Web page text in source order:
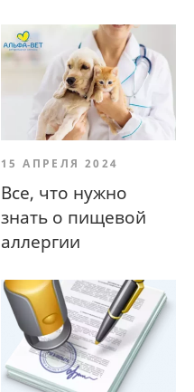
15 АПРЕЛЯ 2024
Все, что нужно
знать о пищевой
аллергии